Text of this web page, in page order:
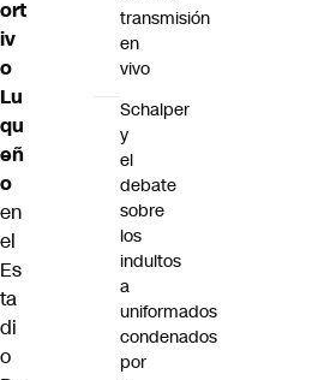
ort
iv
o
Lu
qu
eñ
o
en
el
Es
ta
di
o
transmisión
en
vivo
Schalper
y
el
debate
sobre
los
indultos
a
uniformados
condenados
por